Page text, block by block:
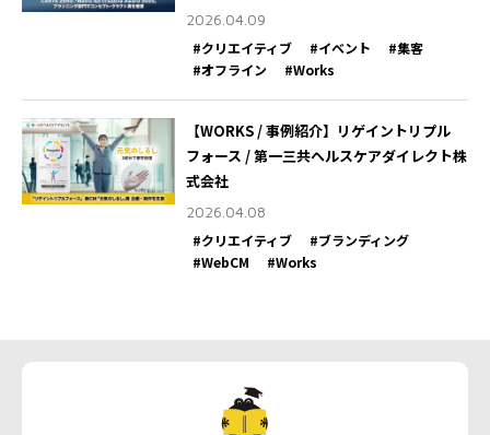
2026.04.09
#クリエイティブ
#イベント
#集客
#オフライン
#Works
【WORKS / 事例紹介】リゲイントリプル
フォース / 第一三共ヘルスケアダイレクト株
式会社
2026.04.08
#クリエイティブ
#ブランディング
#WebCM
#Works